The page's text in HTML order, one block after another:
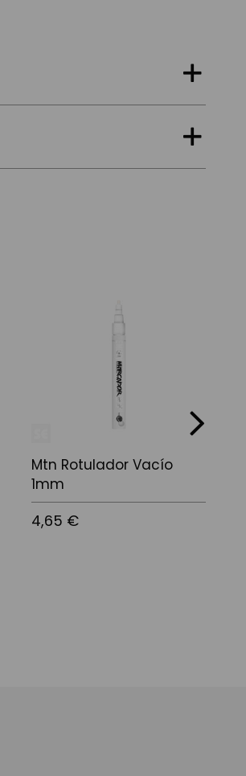
Mtn Rotulador Vacío
1mm
4,65 €